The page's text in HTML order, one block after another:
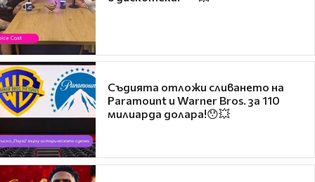
Съдията отложи сливането на
Paramount и Warner Bros. за 110
милиарда долара!😯💥